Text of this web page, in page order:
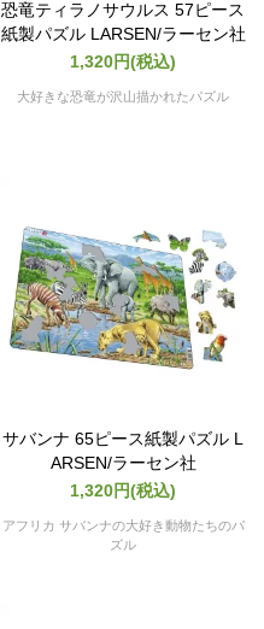
恐竜ティラノサウルス 57ピース
紙製パズル LARSEN/ラーセン社
1,320円(税込)
大好きな恐竜が沢山描かれたパズル
サバンナ 65ピース紙製パズル L
ARSEN/ラーセン社
1,320円(税込)
アフリカ サバンナの大好き動物たちのパ
ズル